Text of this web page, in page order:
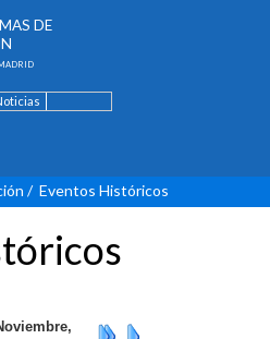
DE
/ Eventos Históricos